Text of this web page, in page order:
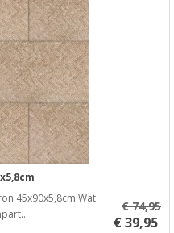
45x90x5,8cm Wat
€ 74,95
€ 39,95